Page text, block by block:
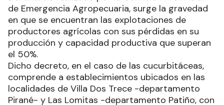
de Emergencia Agropecuaria, surge la gravedad
en que se encuentran las explotaciones de
productores agrícolas con sus pérdidas en su
producción y capacidad productiva que superan
el 50%.
Dicho decreto, en el caso de las cucurbitáceas,
comprende a establecimientos ubicados en las
localidades de Villa Dos Trece -departamento
Pirané- y Las Lomitas -departamento Patiño, con